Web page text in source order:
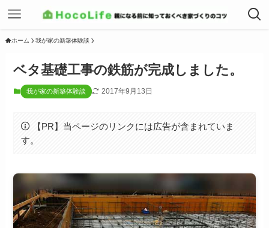
ホーム 我が家の新築体験談
ベタ基礎工事の鉄筋が完成しました。
我が家の新築体験談 2017年9月13日
【PR】当ページのリンクには広告が含まれていま
す。